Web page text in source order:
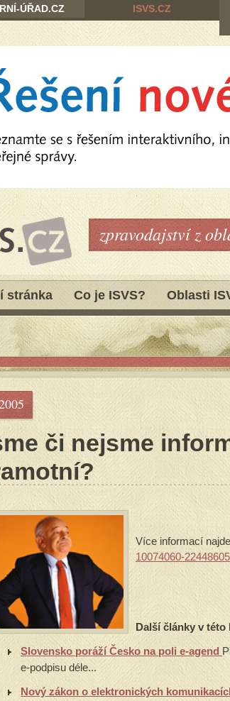
zpravodajství z
stránka Co je ISVS? Oblasti
či nejsme
Více informací
10074060-
Další články v této
Slovensko poráží Česko na poli e-agend
e-podpisu déle...
Nový zákon o elektronických
ÚŘAD.CZ ISVS.CZ